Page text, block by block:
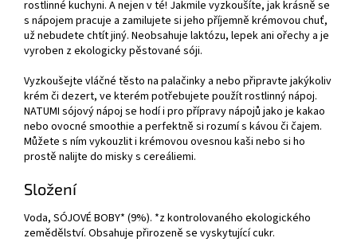
rostlinné kuchyni. A nejen v té! Jakmile vyzkoušíte, jak krásně se
s nápojem pracuje a zamilujete si jeho příjemně krémovou chuť,
už nebudete chtít jiný. Neobsahuje laktózu, lepek ani ořechy a je
vyroben z ekologicky pěstované sóji.
Vyzkoušejte vláčné těsto na palačinky a nebo připravte jakýkoliv
krém či dezert, ve kterém potřebujete použít rostlinný nápoj.
NATUMI sójový nápoj se hodí i pro přípravy nápojů jako je kakao
nebo ovocné smoothie a perfektně si rozumí s kávou či čajem.
Můžete s ním vykouzlit i krémovou ovesnou kaši nebo si ho
prostě nalijte do misky s cereáliemi.
Složení
Voda, SÓJOVÉ BOBY* (9%). *z kontrolovaného ekologického
zemědělství. Obsahuje přirozeně se vyskytující cukr.